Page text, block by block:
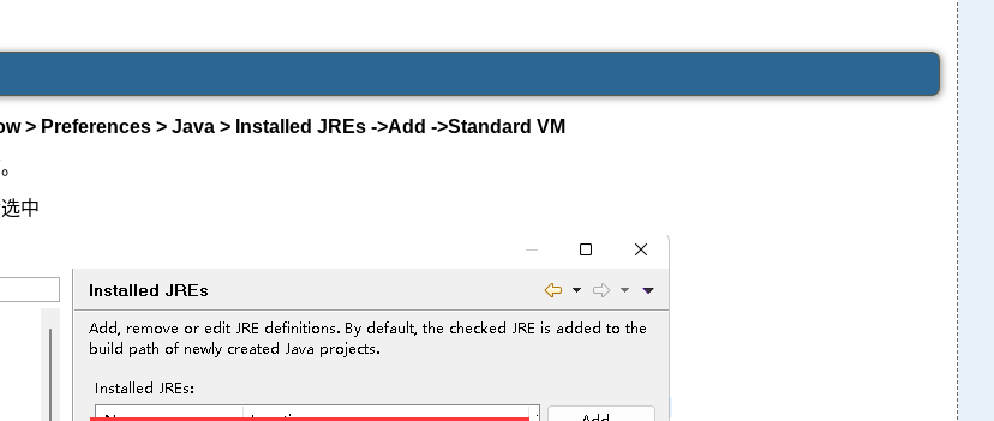
> Preferences > Java > Installed JREs ->Add ->Standard VM
中